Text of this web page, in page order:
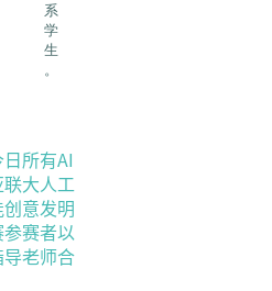
系
学
生
。